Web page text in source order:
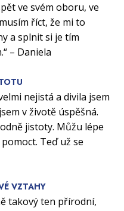
ve svém oboru, ve
říct, že mi to
a splnit si je tím
– Daniela
nejistá a divila jsem
v životě úspěšná.
jistoty. Můžu lépe
Teď už se
VZTAHY
takový ten přírodní,